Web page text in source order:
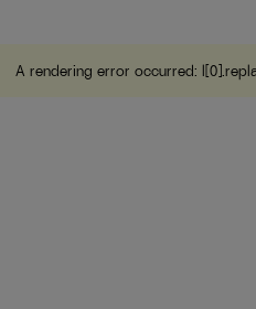
A rendering error occurred: